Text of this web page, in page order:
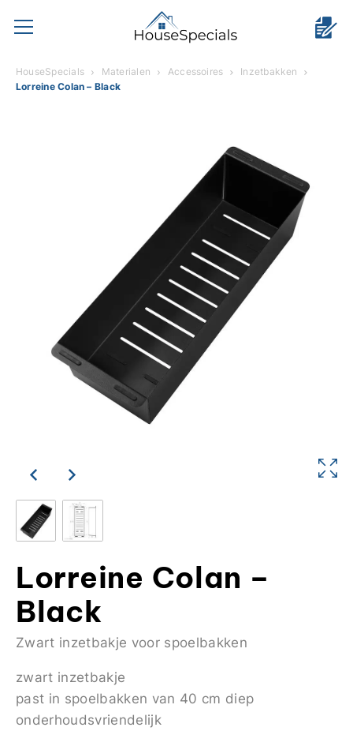
HouseSpecials Materialen Accessoires
Inzetbakken
Lorreine Colan – Black
Lorreine Colan –
Black
Zwart inzetbakje voor spoelbakken
zwart inzetbakje
past in spoelbakken van 40 cm diep
onderhoudsvriendelijk